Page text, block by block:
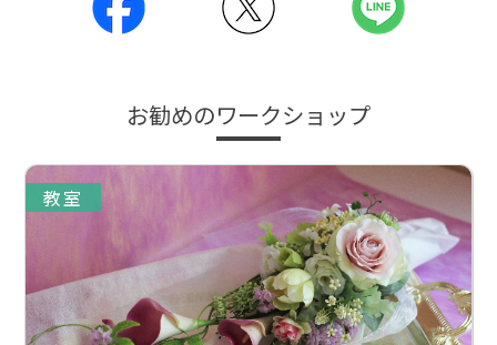
お勧めのワークショップ
教室